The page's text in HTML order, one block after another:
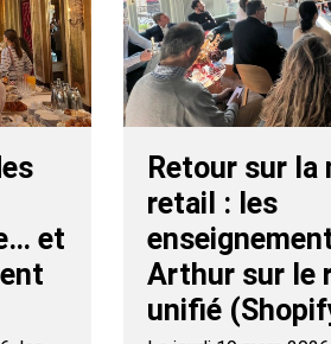
et
Retour sur la
retail : les
Arthur sur le
unifié